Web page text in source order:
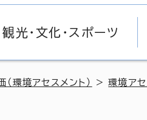
観光・文化・スポーツ
環境アセスメント） >環境ア